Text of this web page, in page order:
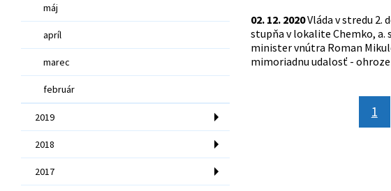
máj
apríl
marec
február
2019
2018
2017
02. 12. 2020Vláda v stredu 2.
stupňa v lokalite Chemko,
minister vnútra Roman
mimoriadnu udalosť -
1